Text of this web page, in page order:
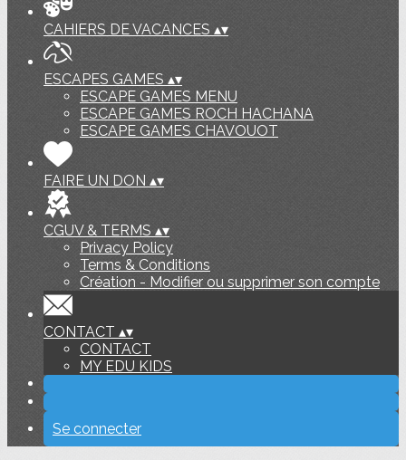
CAHIERS DE VACANCES ▴▾
ESCAPES GAMES ▴▾
ESCAPE GAMES MENU
ESCAPE GAMES ROCH HACHANA
ESCAPE GAMES CHAVOUOT
FAIRE UN DON ▴▾
CGUV & TERMS ▴▾
Privacy Policy
Terms & Conditions
Création - Modifier ou supprimer son compte
CONTACT ▴▾
CONTACT
MY EDU KIDS
Se connecter